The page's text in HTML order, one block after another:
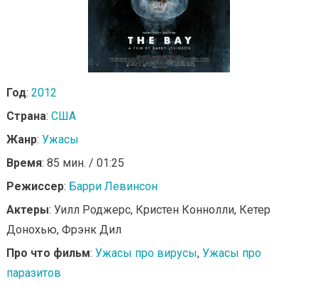
Год: 2012
Страна: США
Жанр: Ужасы
Время: 85 мин. / 01:25
Режиссер: Барри Левинсон
Актеры: Уилл Роджерс, Кристен Коннолли, Кетер
Донохью, Фрэнк Дил
Про что фильм: Ужасы про вирусы, Ужасы про
паразитов